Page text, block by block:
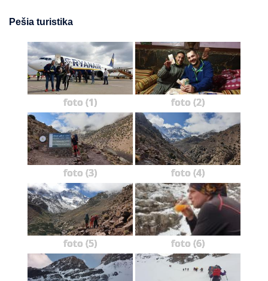
Pešia turistika
foto (1) foto (2)
foto (3) foto (4)
foto (5) foto (6)